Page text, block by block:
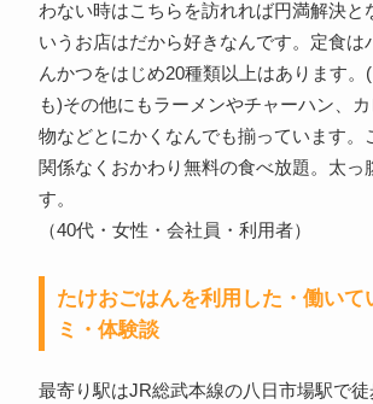
わない時はこちらを訪れれば円満解決と
いうお店はだから好きなんです。定食は
んかつをはじめ20種類以上はあります。
も)その他にもラーメンやチャーハン、
物などとにかくなんでも揃っています。
関係なくおかわり無料の食べ放題。太っ
す。
（40代・女性・会社員・利用者）
たけおごはんを利用した・働いて
ミ・体験談
最寄り駅はJR総武本線の八日市場駅で徒